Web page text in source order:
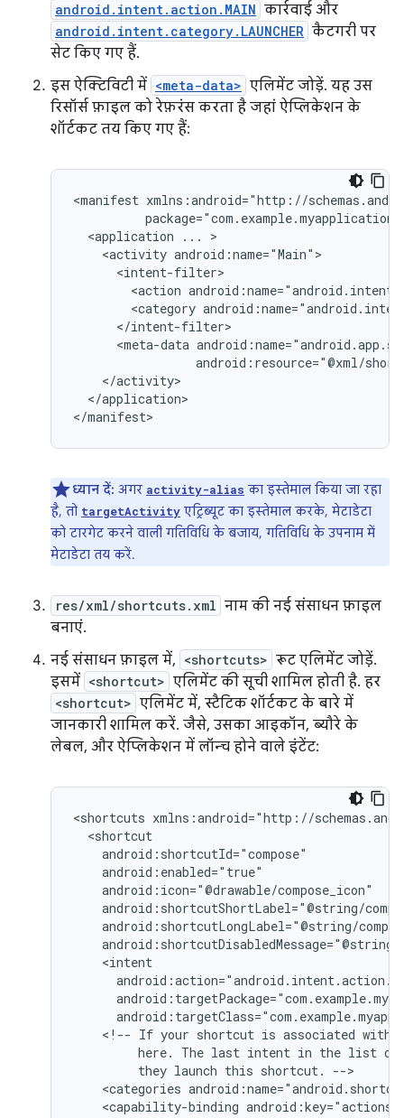
android.intent.action.MAIN कार्रवाई और
android.intent.category.LAUNCHER कैटगरी पर
सेट किए गए हैं.
इस ऐक्टिविटी में <meta-data> एलिमेंट जोड़ें. यह उस
रिसॉर्स फ़ाइल को रेफ़रंस करता है जहां ऐप्लिकेशन के
शॉर्टकट तय किए गए हैं:
<manifest
<application ...
<activity
<action
<category
<meta-data
android:resource="@xml/
</application>
ध्यान दें: अगर activity-alias का इस्तेमाल किया जा रहा
है, तो targetActivity एट्रिब्यूट का इस्तेमाल करके, मेटाडेटा
को टारगेट करने वाली गतिविधि के बजाय, गतिविधि के उपनाम में
मेटाडेटा तय करें.
res/xml/shortcuts.xml नाम की नई संसाधन फ़ाइल
बनाएं.
नई संसाधन फ़ाइल में, <shortcuts> रूट एलिमेंट जोड़ें.
इसमें <shortcut> एलिमेंट की सूची शामिल होती है. हर
<shortcut> एलिमेंट में, स्टैटिक शॉर्टकट के बारे में
जानकारी शामिल करें. जैसे, उसका आइकॉन, ब्यौरे के
लेबल, और ऐप्लिकेशन में लॉन्च होने वाले इंटेंट:
<shortcuts
<!-- If your shortcut is associated with
here.
The last intent in the list
they launch this shortcut.
<categories
<capability-binding